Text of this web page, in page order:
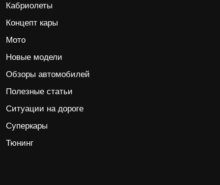
Кабриолеты
Концепт кары
Мото
Новые модели
Обзоры автомобилей
Полезные статьи
Ситуации на дороге
Суперкары
Тюнинг